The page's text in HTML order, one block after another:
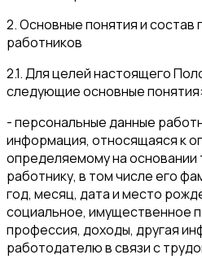
2. Основные понятия и состав
работников
2.1. Для целей настоящего
следующие основные понятия:
- персональные данные
информация, относящаяся к
определяемому на
работнику, в том числе его
год, месяц, дата и место
социальное, имущественное
профессия, доходы, другая
работодателю в связи с